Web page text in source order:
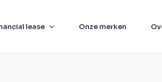
lease Onze merken